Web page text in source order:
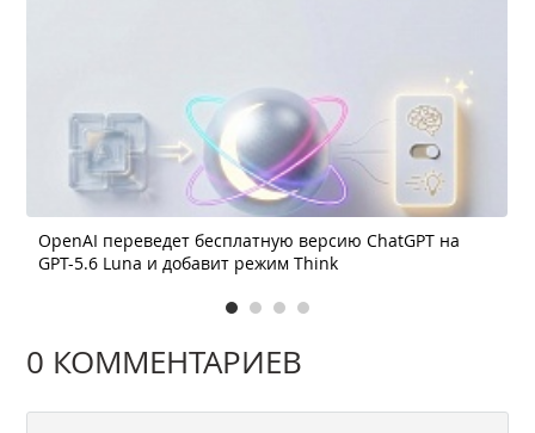
OpenAI переведет бесплатную версию ChatGPT на
GPT-5.6 Luna и добавит режим Think
0 КОММЕНТАРИЕВ